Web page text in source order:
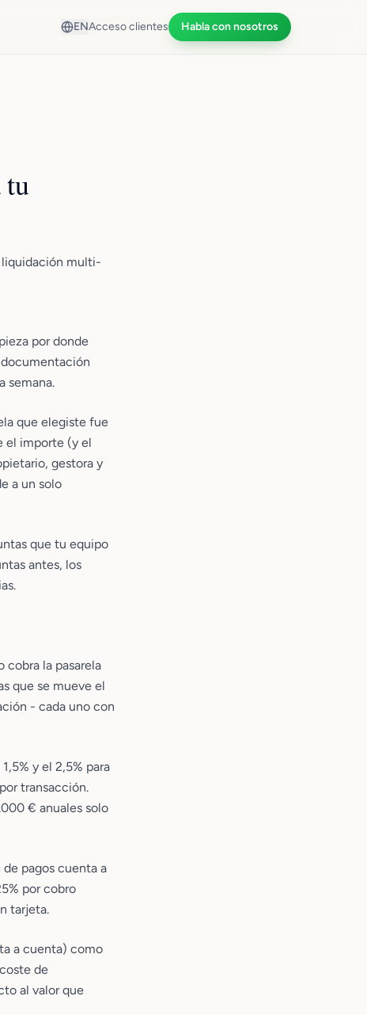
ENAcceso clientes Habla con nosotros
tu
liquidación multi-
por donde
semana.
que elegiste fue
el importe (y el
gestora y
a un solo
que tu equipo
antes, los
cobra la pasarela
que se mueve el
- cada uno con
y el 2,5% para
transacción.
€ anuales solo
pagos cuenta a
por cobro
tarjeta.
a cuenta) como
de
al valor que